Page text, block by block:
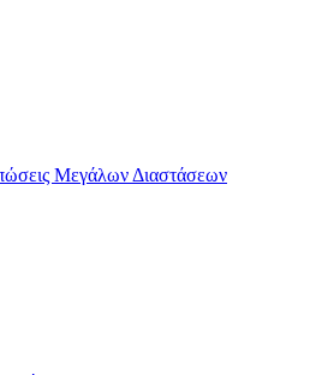
Μεγάλων Διαστάσεων